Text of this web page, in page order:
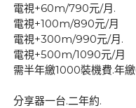
電視+60m/790元/月.
電視+100m/890元/月
電視+300m/990元/月.
電視+500m/1090元/月
需半年繳1000裝機費.年
分享器一台.二年約.